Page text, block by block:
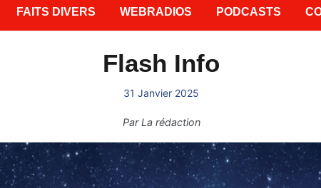
FAITS DIVERS WEBRADIOS PODCASTS
Flash Info
31 Janvier 2025
ParLa rédaction